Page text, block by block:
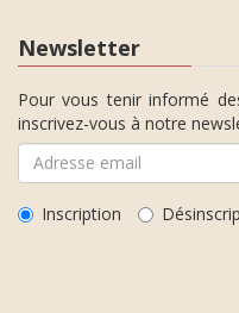
Newsletter
Pour vous tenir informé
inscrivez-vous à notre
Inscription